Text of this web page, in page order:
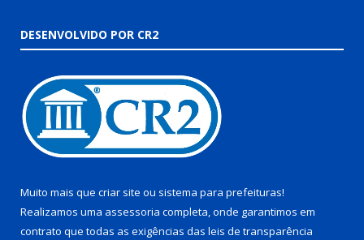
DESENVOLVIDO POR CR2
Muito mais que criar site ou sistema para prefeituras!
Realizamos uma assessoria completa, onde garantimos em
contrato que todas as exigências das leis de transparência